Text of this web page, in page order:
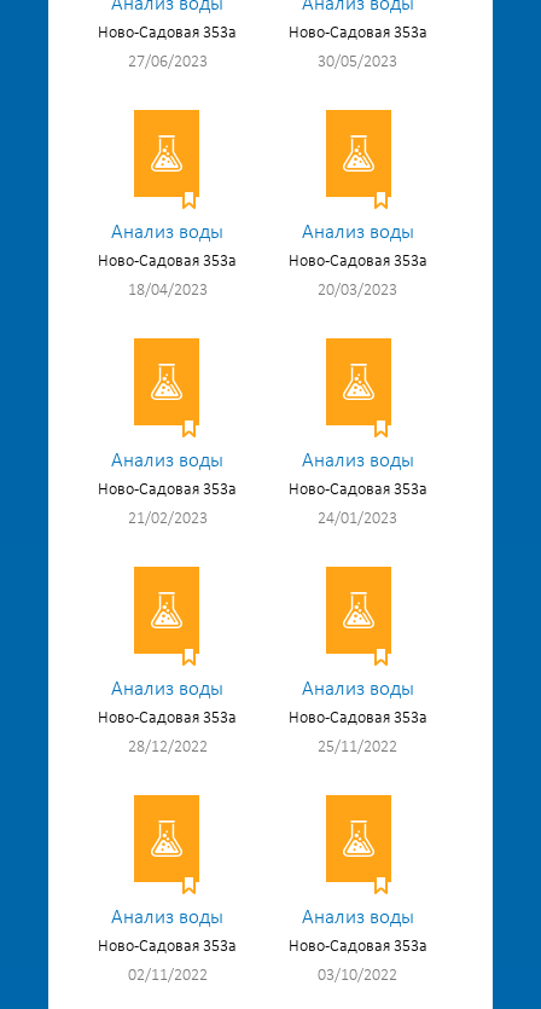
Анализ воды
Ново-Садовая 353а
27/06/2023
Анализ воды
Ново-Садовая 353а
30/05/2023
Анализ воды
Ново-Садовая 353а
18/04/2023
Анализ воды
Ново-Садовая 353а
20/03/2023
Анализ воды
Ново-Садовая 353а
21/02/2023
Анализ воды
Ново-Садовая 353а
24/01/2023
Анализ воды
Ново-Садовая 353а
28/12/2022
Анализ воды
Ново-Садовая 353а
25/11/2022
Анализ воды
Ново-Садовая 353а
02/11/2022
Анализ воды
Ново-Садовая 353а
03/10/2022